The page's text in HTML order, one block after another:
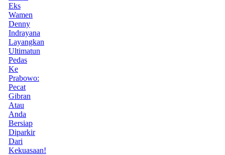
Eks
Wamen
Denny
Indrayana
Layangkan
Ultimatun
Pedas
Ke
Prabowo:
Pecat
Gibran
Atau
Anda
Bersiap
Diparkir
Dari
Kekuasaan!